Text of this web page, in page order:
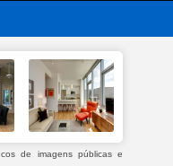
de imagens públicas e